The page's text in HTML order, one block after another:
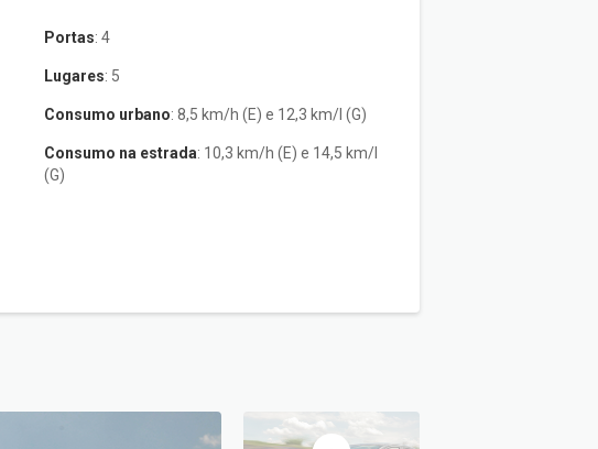
Portas : 4
Lugares : 5
Consumo urbano : 8,5 km/h (E) e 12,3 km/l (G)
Consumo na estrada: 10,3 km/h (E) e 14,5 km/l
(G)